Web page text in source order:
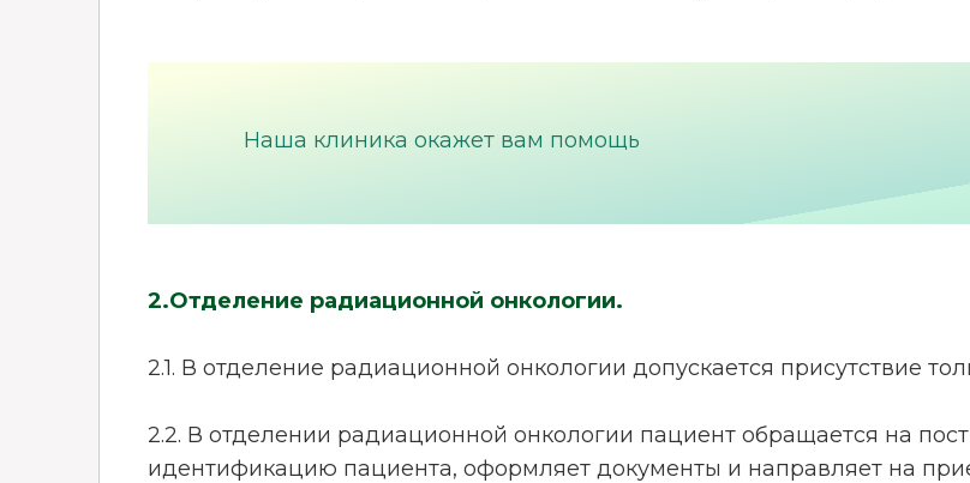
Наша клиника окажет вам помощь
2.Отделение радиационной онкологии.
2.1. В отделение радиационной онкологии допускается присутствие
2.2. В отделении радиационной онкологии пациент обращается на
идентификацию пациента, оформляет документы и направляет на